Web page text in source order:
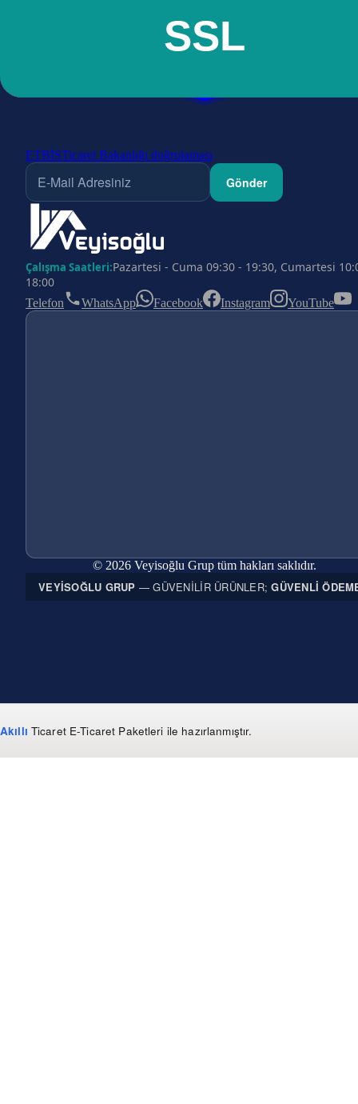
ETBİSTicaret Bakanlığı doğrulaması
Gönder
Çalışma Saatleri:Pazartesi - Cuma 09:30 - 19:30, Cumartesi
18:00
Telefon WhatsApp Facebook Instagram YouTube
© 2026 Veyisoğlu Grup tüm hakları saklıdır.
VEYISOĞLU GRUP — GÜVENILIR ÜRÜNLER;GÜVENLI
Akıllı Ticaret E-Ticaret Paketleri ile hazırlanmıştır.